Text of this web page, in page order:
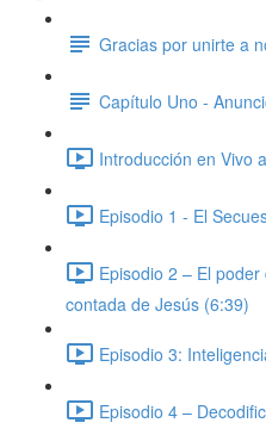
Gracias por unirte a
Capítulo Uno -
Introducción en Vivo
Episodio 1 - El
Episodio 2 – El
contada de Jesús (6:39)
Episodio 3:
Episodio 4 –